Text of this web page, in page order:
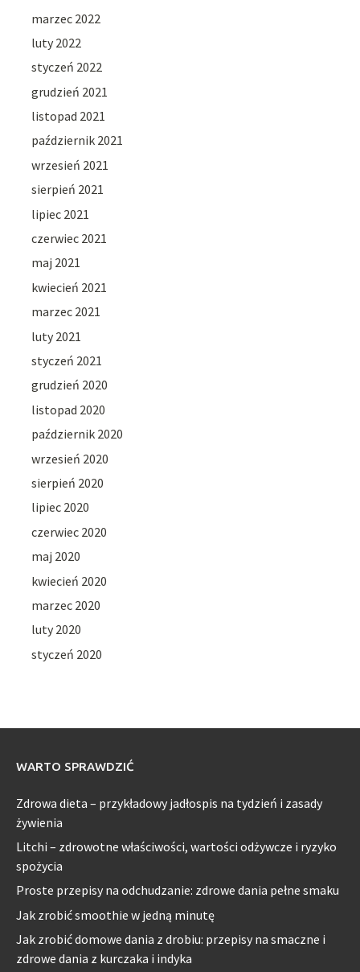
marzec 2022
luty 2022
styczeń 2022
grudzień 2021
listopad 2021
październik 2021
wrzesień 2021
sierpień 2021
lipiec 2021
czerwiec 2021
maj 2021
kwiecień 2021
marzec 2021
luty 2021
styczeń 2021
grudzień 2020
listopad 2020
październik 2020
wrzesień 2020
sierpień 2020
lipiec 2020
czerwiec 2020
maj 2020
kwiecień 2020
marzec 2020
luty 2020
styczeń 2020
WARTO SPRAWDZIĆ
Zdrowa dieta – przykładowy jadłospis na tydzień i zasady
żywienia
Litchi – zdrowotne właściwości, wartości odżywcze i ryzyko
spożycia
Proste przepisy na odchudzanie: zdrowe dania pełne smaku
Jak zrobić smoothie w jedną minutę
Jak zrobić domowe dania z drobiu: przepisy na smaczne i
zdrowe dania z kurczaka i indyka